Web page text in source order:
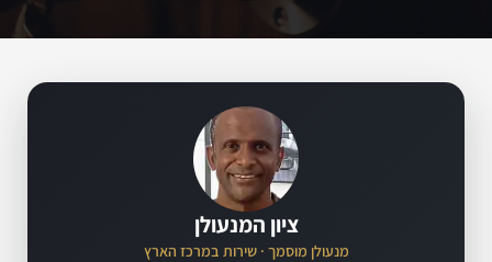
ציון המנעולן
מנעולן מוסמך · שירות במרכז הארץ